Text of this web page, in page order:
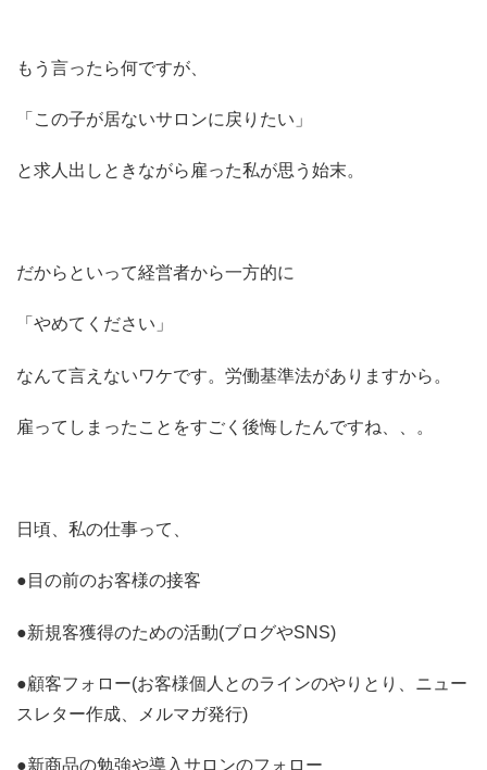
もう言ったら何ですが、
「この子が居ないサロンに戻りたい」
と求人出しときながら雇った私が思う始末。
だからといって経営者から一方的に
「やめてください」
なんて言えないワケです。労働基準法がありますから。
雇ってしまったことをすごく後悔したんですね、、。
日頃、私の仕事って、
●目の前のお客様の接客
●新規客獲得のための活動(ブログやSNS)
●顧客フォロー(お客様個人とのラインのやりとり、ニュー
スレター作成、メルマガ発行)
●新商品の勉強や導入サロンのフォロー